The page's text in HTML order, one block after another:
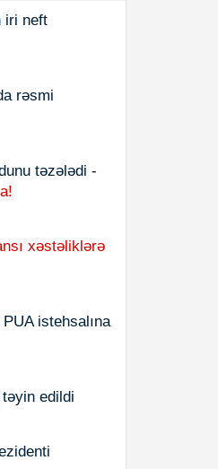
iri neft
rəsmi
təzələdi -
xəstəliklərə
istehsalına
təyin edildi